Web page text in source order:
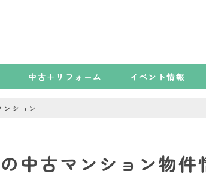
中古＋リフォーム イベント情報
ンション
中古マンション物件